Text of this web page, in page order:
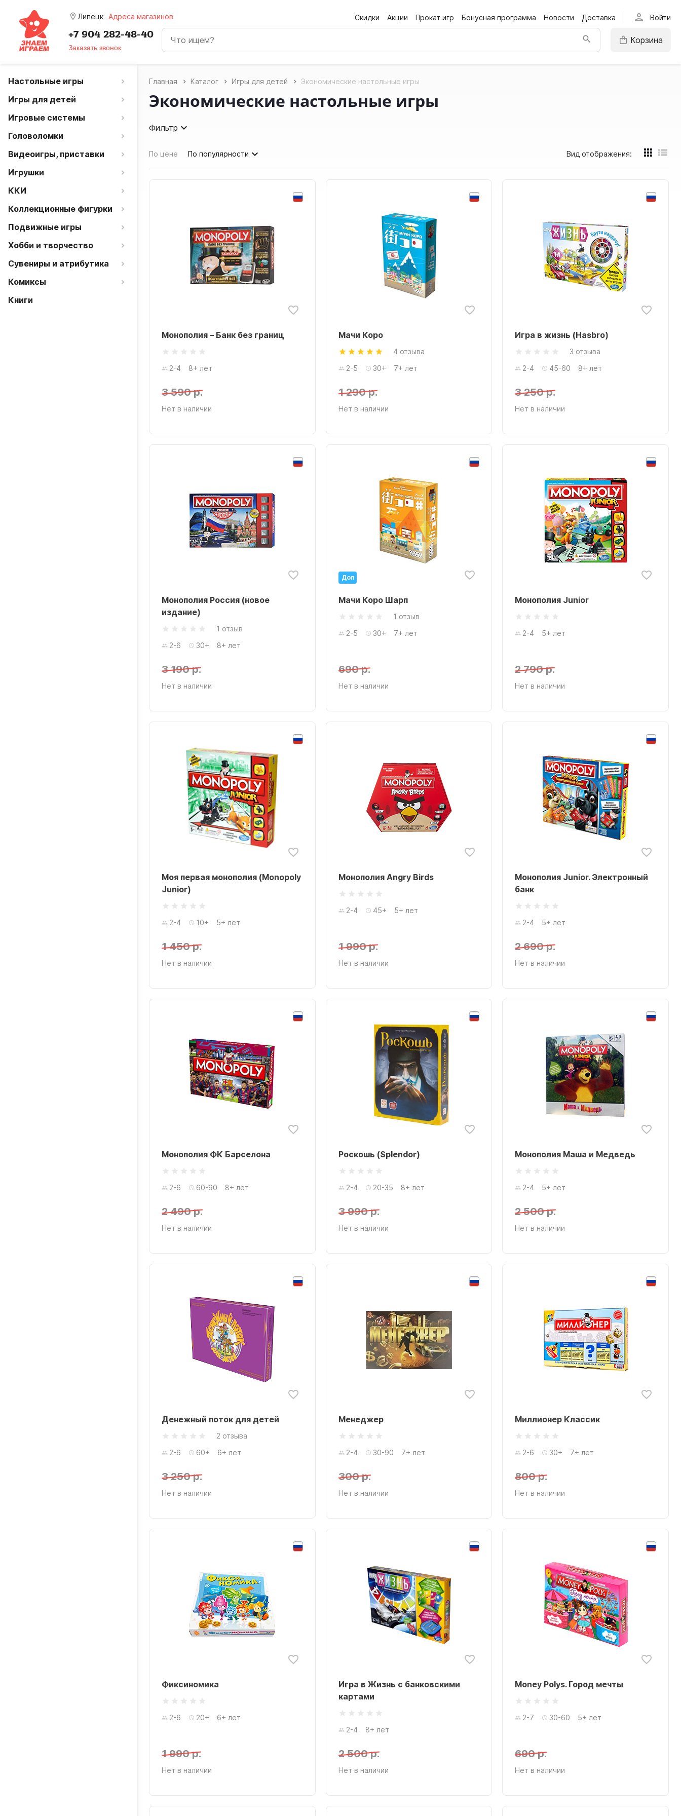
room Липецк Адреса магазинов Скидки Акции Прокат игр Бонусная программа Новости Доставка person Войти
+7 904 282-48-40
Заказать звонок
Корзина
Настольные игры
Игры для детей
Игровые системы
Головоломки
Видеоигры, приставки
Игрушки
ККИ
Коллекционные фигурки
Подвижные игры
Хобби и творчество
Сувениры и атрибутика
Комиксы
Книги
Главная Каталог Игры для детей Экономические настольные игры
Экономические настольные игры
Фильтр
По цене По популярности Вид отображения:
Монополия – Банк без границ
2-4 8+ лет
3 590 р.
Нет в наличии
Мачи Коро
4 отзыва
2-5
30+ 7+ лет
1 290 р.
Нет в наличии
Игра в жизнь (Hasbro)
3 отзыва
2-4
45-60 8+ лет
3 250 р.
Нет в наличии
Монополия Россия (новое
издание)
1 отзыв
2-6
30+ 8+ лет
3 190 р.
Нет в наличии
Доп
Мачи Коро Шарп
1 отзыв
2-5
30+ 7+ лет
690 р.
Нет в наличии
Монополия Junior
2-4 5+ лет
2 790 р.
Нет в наличии
Моя первая монополия (Monopoly
Junior)
2-4 10+ 5+ лет
1 450 р.
Нет в наличии
Монополия Angry Birds
2-4 45+ 5+ лет
1 990 р.
Нет в наличии
Монополия Junior. Электронный
банк
2-4 5+ лет
2 690 р.
Нет в наличии
Монополия ФК Барселона
2-6 60-90 8+ лет
2 490 р.
Нет в наличии
Роскошь (Splendor)
2-4 20-35 8+ лет
3 990 р.
Нет в наличии
Монополия Маша и Медведь
2-4 5+ лет
2 500 р.
Нет в наличии
Денежный поток для детей
2 отзыва
2-6
60+ 6+ лет
3 250 р.
Нет в наличии
Менеджер
2-4 30-90 7+ лет
300 р.
Нет в наличии
Миллионер Классик
2-6 30+ 7+ лет
800 р.
Нет в наличии
Фиксиномика
2-6 20+ 6+ лет
1 990 р.
Нет в наличии
Игра в Жизнь с банковскими
картами
2-4 8+ лет
2 500 р.
Нет в наличии
Money Polys. Город мечты
2-7 30-60 5+ лет
690 р.
Нет в наличии